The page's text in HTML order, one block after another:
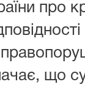
про
що